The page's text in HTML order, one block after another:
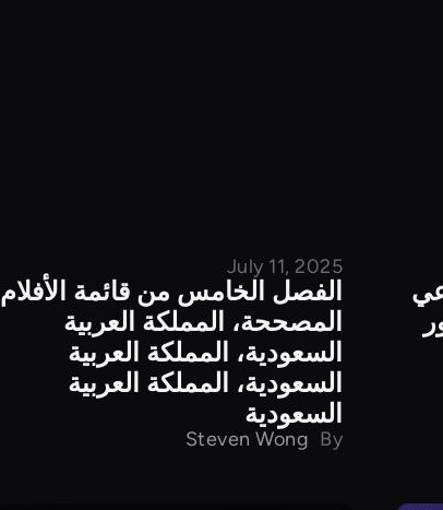
July 11, 2025
الفصل الخامس من قائمة الأفلام
المصححة، المملكة العربية
السعودية، المملكة العربية
السعودية، المملكة العربية
السعودية
By
Steven Wong